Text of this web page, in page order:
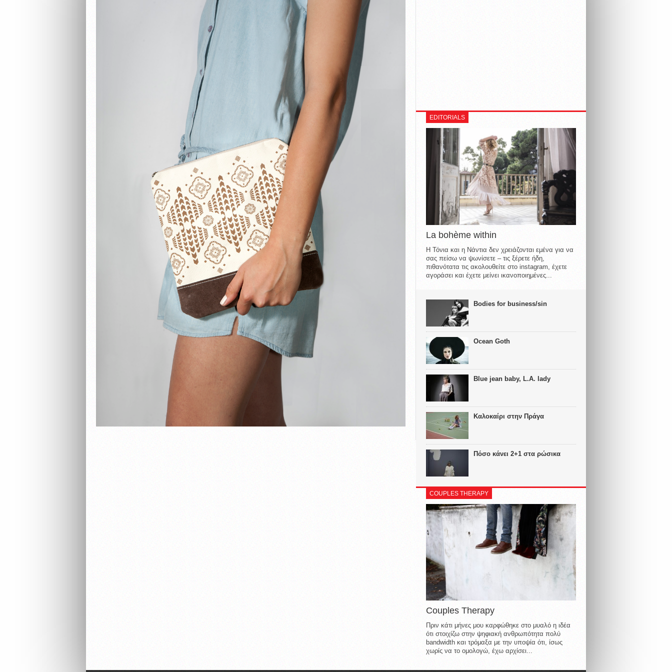
EDITORIALS
La bohème within
Η Τόνια και η Νάντια δεν χρειάζονται εμένα για να
σας πείσω να ψωνίσετε – τις ξέρετε ήδη,
πιθανότατα τις ακολουθείτε στο instagram, έχετε
αγοράσει και έχετε μείνει ικανοποιημένες...
Bodies for business/sin
Ocean Goth
Blue jean baby, L.A. lady
Καλοκαίρι στην Πράγα
Πόσο κάνει 2+1 στα ρώσικα
COUPLES THERAPY
Couples Therapy
Πριν κάτι μήνες μου καρφώθηκε στο μυαλό η ιδέα
ότι στοιχίζω στην ψηφιακή ανθρωπότητα πολύ
bandwidth και τρόμαξα με την υποψία ότι, ίσως
χωρίς να το ομολογώ, έχω αρχίσει...